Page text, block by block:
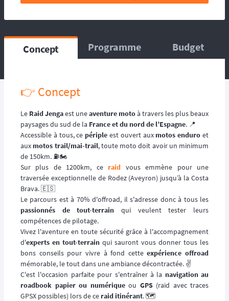
course. La balise satellitaire est fortement
L’organisation dispose d’au moins une
ambulance et/ou véhicule médicalisé à
poste ainsi que des médecins et équipes
L’organisation dispose d’hélicoptère(s),
ainsi que des médecins et équipes médicales
qui se répartissent sur le circuit, ou suivent la
progression de la course.
Concept Programme Budget
👉 Concept
Le Raid Jengaest uneaventure motoà travers les plus beaux
paysages du sud de la France et du nord de l’Espagne. 📍
Accessible à tous, ce périple est ouvert aux motos enduro et
aux motos trail/mai-trail, toute moto doit avoir un minimum
de 150km. ⛽️🏍️
Sur plus de 1200km, ce raid vous emmène pour une
traversée exceptionnelle de Rodez (Aveyron) jusqu’à la Costa
Brava. 🇪🇸
Le parcours est à 70% d'offroad, il s'adresse donc à tous les
passionnés de tout-terrain qui veulent tester leurs
compétences de pilotage.
Vivez l'aventure en toute sécurité grâce à l'accompagnement
d'experts en tout-terrain qui sauront vous donner tous les
bons conseils pour vivre à fond cetteexpérience offroad
mémorable, le tout dans une ambiance décontractée. ✌️
C'est l'occasion parfaite pour s'entraîner à la navigation au
roadbook papier ou numériqueou GPS(raid avec traces
GPSX possibles) lors de ce raid itinérant. 🗺️